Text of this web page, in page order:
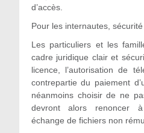
d’accès.
Pour les internautes,
Les particuliers et les
cadre juridique clair et
licence, l’autorisation de
contrepartie du paiement
néanmoins choisir de ne
devront alors renoncer
échange de fichiers non